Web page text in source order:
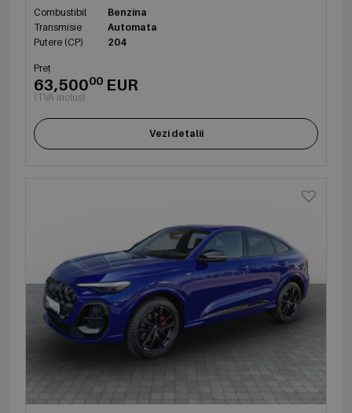
Combustibil
Benzina
Transmisie
Automata
Putere (CP)
204
Preț
63,50000 EUR
(TVA inclus)
Vezi detalii